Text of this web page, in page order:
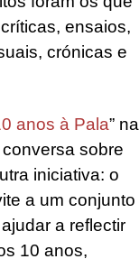
ensaios,
crónicas e
anos à Pala” na
sobre
iniciativa: o
a um conjunto
a reflectir
10 anos,